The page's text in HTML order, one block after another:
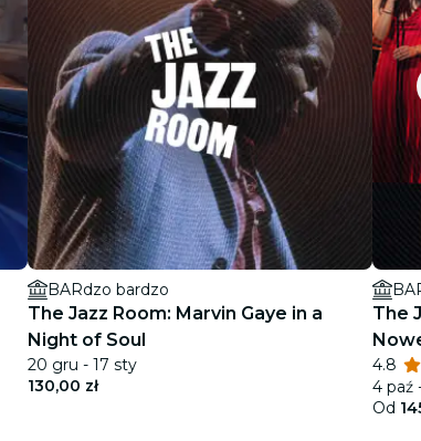
BARdzo bardzo
The Jazz Room: Marvin Gaye in a
Night of Soul
20 gru - 17 sty
130,00 zł
The
4.8
4 paź
Od